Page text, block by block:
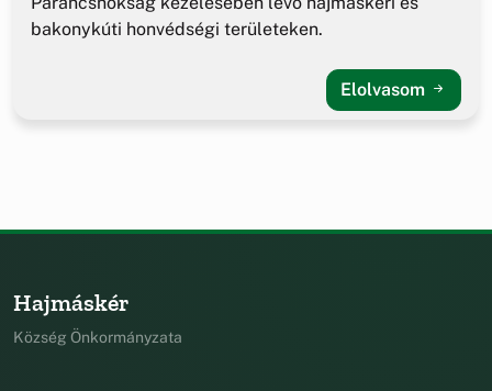
bakonykúti honvédségi területeken.
Elolvasom
Hajmáskér
Község Önkormányzata